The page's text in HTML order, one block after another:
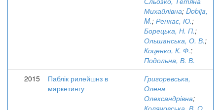
Михайлівна; Dobija,
M.; Ренкас, Ю.;
Борецька, Н. П.;
Ольшанська, О. В.;
Коценко, К. Ф.;
Подольна, В. В.
2015
Паблік рилейшнз в
маркетингу
Григоревська,
Олена
Олександрівна;
Коляновська, В. О.